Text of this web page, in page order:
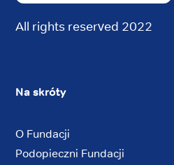
All rights reserved 2022
Na skróty
O Fundacji
Podopieczni Fundacji